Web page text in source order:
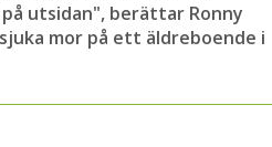
utsidan", berättar Ronny
mor på ett äldreboende i